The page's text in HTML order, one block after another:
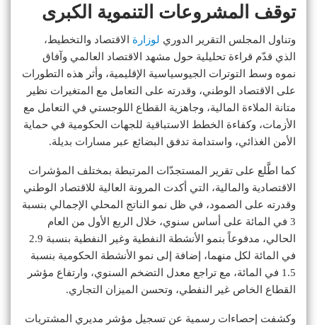
توقف المشروعات التنموية الكبرى
وتناول المجلس التقرير الدوري لوزارة الاقتصاد والتخطيط،
الذي قدّم قراءة تحليلية حول مشهد الاقتصاد العالمي وآفاق
نموه وسط التوترات الجيوسياسية الإقليمية، وأثر هذه التطورات
على الاقتصاد الوطني، وقدرته على التعامل مع المتغيرات نظير
متانة الملاءة المالية، وجاهزية القطاع اللوجستي في التعامل مع
الأزمات، وكفاءة الخطط الاستباقية للجهات الحكومية في حماية
الأمن الغذائي، واستدامة تدفق البضائع عبر مسارات بديلة.
كما اطَّلع على تقرير المستجدّات المرتبطة بمختلف المؤشرات
الاقتصادية والمالية، التي أكدت المرونة العالية للاقتصاد الوطني
وقدرته على الصمود، في ظل نمو الناتج المحلي الإجمالي بنسبة
3 في المائة على أساس سنوي، خلال الربع الأول من العام
الحالي، مدفوعاً بنمو الأنشطة النفطية وغير النفطية بنسبة 2.9
في المائة لكل منهما، إضافة إلى نمو الأنشطة الحكومية بنسبة
1.5 في المائة، مع تراجع معدل التضخم السنوي، وارتفاع مؤشر
القطاع الخاص غير النفطي، وتحسن الميزان التجاري.
وكشفت إحصاءات رسمية عن ت⁠سجيل مؤشر مديري المشتريات